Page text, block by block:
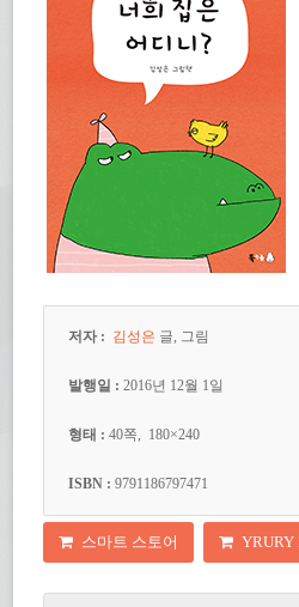
저자 : 김성은 글, 그림
발행일 : 2016년 12월 1일
형태 : 40쪽, 180×240
ISBN : 9791186797471
스마트 스토어 YRURY